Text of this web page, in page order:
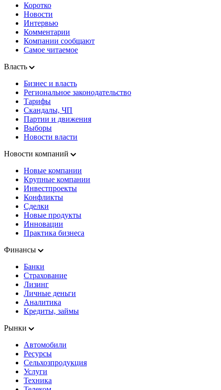
Коротко
Новости
Интервью
Комментарии
Компании сообщают
Самое читаемое
Власть
Бизнес и власть
Региональное законодательство
Тарифы
Скандалы, ЧП
Партии и движения
Выборы
Новости власти
Новости компаний
Новые компании
Крупные компании
Инвестпроекты
Конфликты
Сделки
Новые продукты
Инновации
Практика бизнеса
Финансы
Банки
Страхование
Лизинг
Личные деньги
Аналитика
Кредиты, займы
Рынки
Автомобили
Ресурсы
Сельхозпродукция
Услуги
Техника